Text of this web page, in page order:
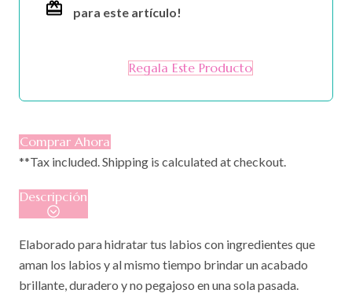
para este artículo!
Regala Este Producto
Comprar Ahora
**Tax included. Shipping is calculated at checkout.
Descripción
Elaborado para hidratar tus labios con ingredientes que
aman los labios y al mismo tiempo brindar un acabado
brillante, duradero y no pegajoso en una sola pasada.